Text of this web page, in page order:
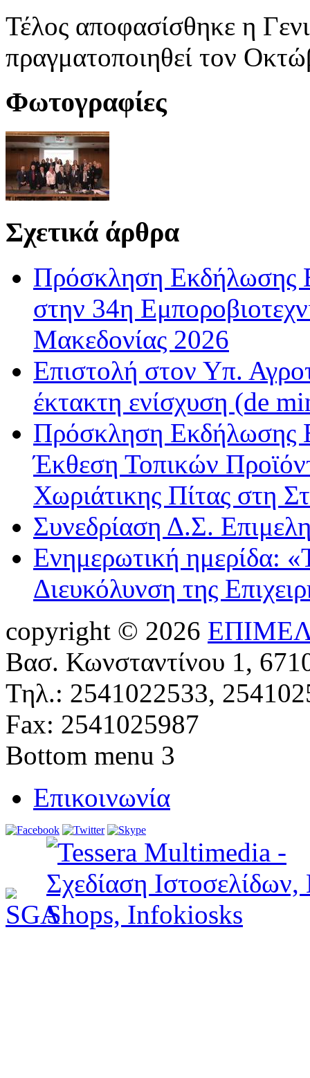
Τέλος αποφασίσθηκε η
πραγματοποιηθεί τον
Φωτογραφίες
Σχετικά άρθρα
Πρόσκληση Εκδήλωσης
στην 34η
Μακεδονίας 2026
Επιστολή στον Υπ.
έκτακτη ενίσχυση (de
Πρόσκληση Εκδήλωσης
Έκθεση Τοπικών
Χωριάτικης Πίτας στη
Συνεδρίαση Δ.Σ.
Ενημερωτική ημερίδα:
Διευκόλυνση της
copyright © 2026
Βασ. Κωνσταντίνου 1,
Τηλ.: 2541022533,
Fax: 2541025987
Bottom menu 3
Επικοινωνία